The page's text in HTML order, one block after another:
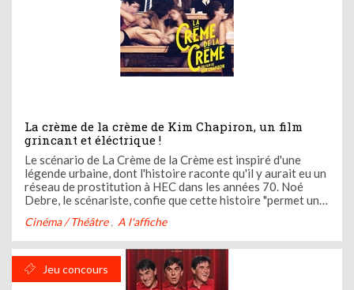
La crème de la crème de Kim Chapiron, un film
grincant et éléctrique !
Le scénario de La Crème de la Crème est inspiré d'une
légende urbaine, dont l'histoire raconte qu'il y aurait eu un
réseau de prostitution à HEC dans les années 70. Noé
Debre, le scénariste, confie que cette histoire "permet un
mafia et la romance." Kim Chapiron souhaitait parler ...
Cinéma / Théâtre A l'affiche
Jeu concours